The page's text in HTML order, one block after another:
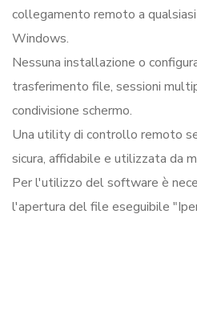
collegamento remoto a
Windows.
Nessuna installazione o
trasferimento file, sessioni
condivisione schermo.
Una utility di controllo remoto
sicura, affidabile e utilizzata da
Per l'utilizzo del software è
l'apertura del file eseguibile